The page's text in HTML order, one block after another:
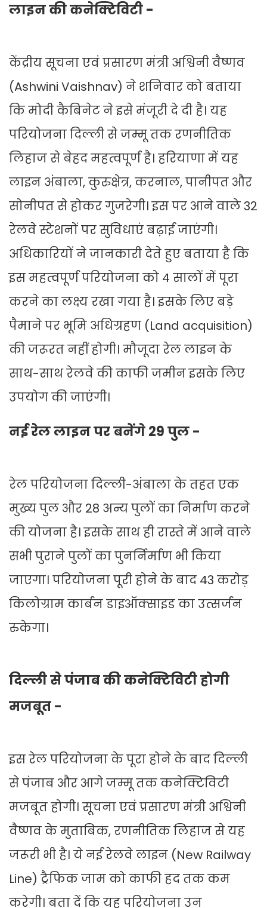
लाइन की कनेक्टिविटी -
केंद्रीय सूचना एवं प्रसारण मंत्री अश्विनी वैष्णव
(Ashwini Vaishnav) ने शनिवार को बताया
कि मोदी कैबिनेट ने इसे मंजूरी दे दी है। यह
परियोजना दिल्ली से जम्मू तक रणनीतिक
लिहाज से बेहद महत्वपूर्ण है। हरियाणा में यह
लाइन अंबाला, कुरुक्षेत्र, करनाल, पानीपत और
सोनीपत से होकर गुजरेगी। इस पर आने वाले 32
रेलवे स्टेशनों पर सुविधाएं बढ़ाई जाएंगी।
अधिकारियों ने जानकारी देते हुए बताया है कि
इस महत्वपूर्ण परियोजना को 4 सालों में पूरा
करने का लक्ष्य रखा गया है। इसके लिए बड़े
पैमाने पर भूमि अधिग्रहण (Land acquisition)
की जरूरत नहीं होगी। मौजूदा रेल लाइन के
साथ-साथ रेलवे की काफी जमीन इसके लिए
उपयोग की जाएंगी।
नई रेल लाइन पर बनेंगे 29 पुल -
रेल परियोजना दिल्ली-अंबाला के तहत एक
मुख्य पुल और 28 अन्य पुलों का निर्माण करने
की योजना है। इसके साथ ही रास्ते में आने वाले
सभी पुराने पुलों का पुनर्निर्माण भी किया
जाएगा। परियोजना पूरी होने के बाद 43 करोड़
किलोग्राम कार्बन डाइऑक्साइड का उत्सर्जन
रुकेगा।
दिल्ली से पंजाब की कनेक्टिविटी होगी
मजबूत -
इस रेल परियोजना के पूरा होने के बाद दिल्ली
से पंजाब और आगे जम्मू तक कनेक्टिविटी
मजबूत होगी। सूचना एवं प्रसारण मंत्री अश्विनी
वैष्णव के मुताबिक, रणनीतिक लिहाज से यह
जरूरी भी है। ये नई रेलवे लाइन (New Railway
Line) ट्रैफिक जाम को काफी हद तक कम
करेगी। बता दें कि यह परियोजना उन